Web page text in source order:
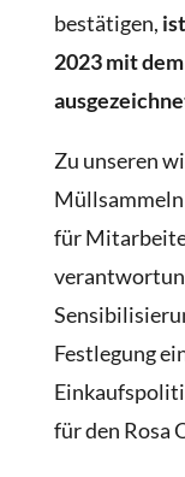
bestätigen,
2023 mit
Zu unseren
für
Festlegung
für den Rosa